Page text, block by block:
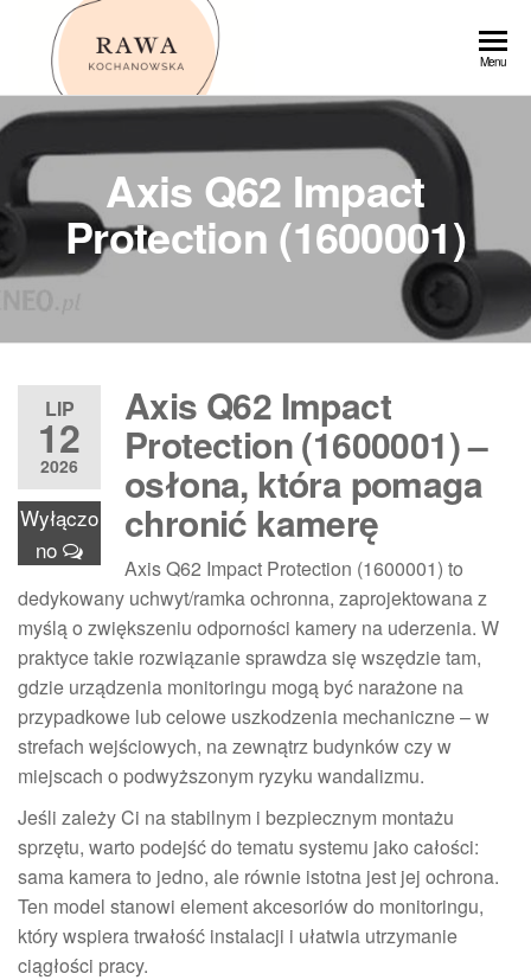
Przejdź
Menu
Axis Q62 Impact
Protection (1600001)
LIP
12
2026
Wyłączo
no
Axis Q62 Impact
Protection (1600001) –
osłona, która pomaga
chronić kamerę
Axis Q62 Impact Protection (1600001) to
dedykowany uchwyt/ramka ochronna, zaprojektowana z
myślą o zwiększeniu odporności kamery na uderzenia. W
praktyce takie rozwiązanie sprawdza się wszędzie tam,
gdzie urządzenia monitoringu mogą być narażone na
przypadkowe lub celowe uszkodzenia mechaniczne – w
strefach wejściowych, na zewnątrz budynków czy w
miejscach o podwyższonym ryzyku wandalizmu.
Jeśli zależy Ci na stabilnym i bezpiecznym montażu
sprzętu, warto podejść do tematu systemu jako całości:
sama kamera to jedno, ale równie istotna jest jej ochrona.
Ten model stanowi element akcesoriów do monitoringu,
który wspiera trwałość instalacji i ułatwia utrzymanie
ciągłości pracy.